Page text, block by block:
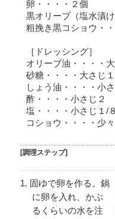
卵・・・・２個
黒オリーブ（塩水漬
粗挽き黒コショウ・
［ドレッシング］
オリーブ油・・・・
砂糖・・・・大さじ１
しょう油・・・・小
酢・・・・小さじ２
塩・・・・小さじ１/８
コショウ・・・・少々
[調理ステップ]
固ゆで卵を作る。鍋
に卵を入れ、かぶ
るくらいの水を注